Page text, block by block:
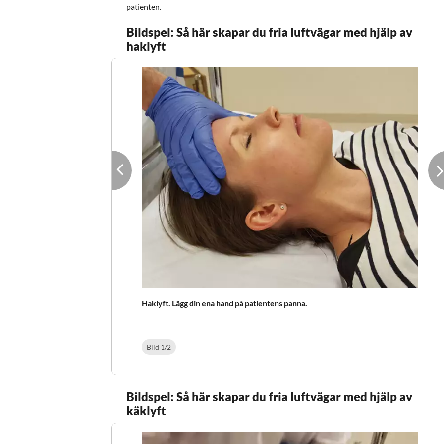
patienten.
Bildspel: Så här skapar du fria luftvägar med hjälp av
haklyft
Bild
Bild 1/2
Haklyft. Lägg din ena hand på patientens panna.
Visa föregående bild
Bildspel: Så här skapar du fria luftvägar med hjälp av
käklyft
Bild